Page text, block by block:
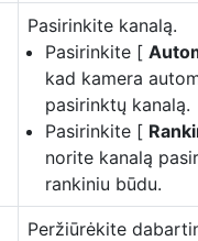
Pasirinkite kanalą.
Pasirinkite [
kad kamera
pasirinktų kanalą.
Pasirinkite [
norite kanalą
rankiniu būdu.
Peržiūrėkite